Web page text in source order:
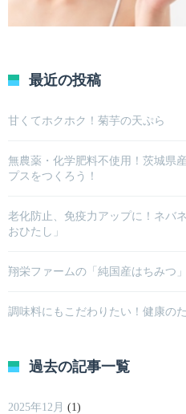
最近の投稿
甘くてホクホク！菊芋の天ぷら
無農薬・化学肥料不使用！茨城県
プスをつくろう！
老化防止、免疫力アップに！ネバ
おひたし」
翔栄ファームの「純国産はちみつ」
調味料にもこだわりたい！健康の
過去の記事一覧
2025年12月 (1)